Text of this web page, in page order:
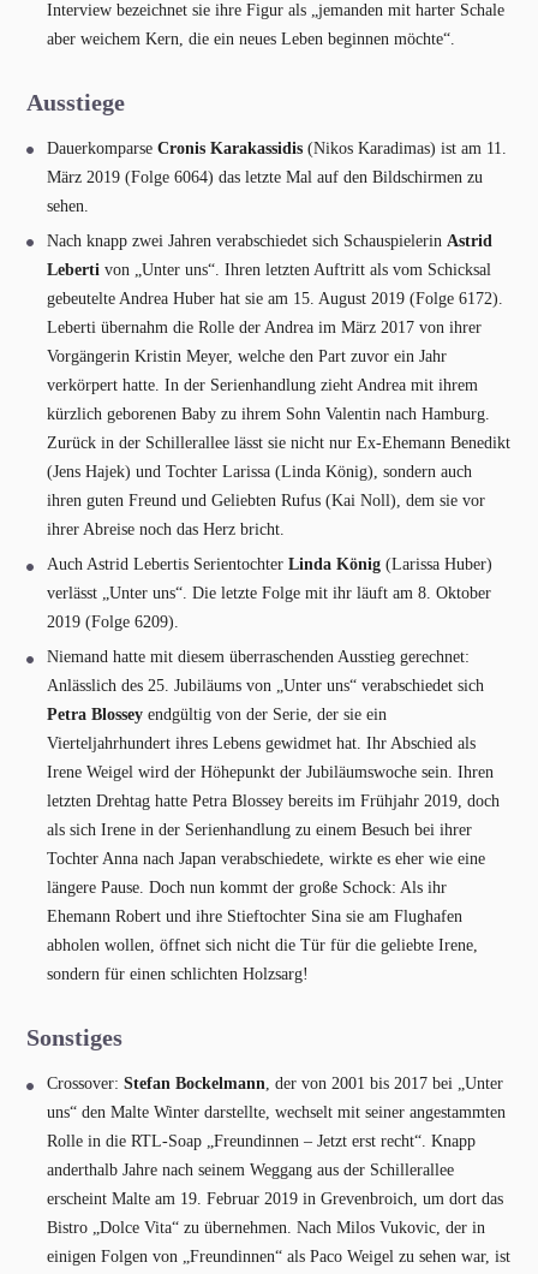
Interview bezeichnet sie ihre Figur als „jemanden mit harter Schale
aber weichem Kern, die ein neues Leben beginnen möchte“.
Ausstiege
Dauerkomparse Cronis Karakassidis(Nikos Karadimas) ist am 11.
März 2019 (Folge 6064) das letzte Mal auf den Bildschirmen zu
sehen.
Nach knapp zwei Jahren verabschiedet sich Schauspielerin Astrid
Leberti von „Unter uns“. Ihren letzten Auftritt als vom Schicksal
gebeutelte Andrea Huber hat sie am 15. August 2019 (Folge 6172).
Leberti übernahm die Rolle der Andrea im März 2017 von ihrer
Vorgängerin Kristin Meyer, welche den Part zuvor ein Jahr
verkörpert hatte. In der Serienhandlung zieht Andrea mit ihrem
kürzlich geborenen Baby zu ihrem Sohn Valentin nach Hamburg.
Zurück in der Schillerallee lässt sie nicht nur Ex-Ehemann Benedikt
(Jens Hajek) und Tochter Larissa (Linda König), sondern auch
ihren guten Freund und Geliebten Rufus (Kai Noll), dem sie vor
ihrer Abreise noch das Herz bricht.
Auch Astrid Lebertis Serientochter Linda König(Larissa Huber)
verlässt „Unter uns“. Die letzte Folge mit ihr läuft am 8. Oktober
2019 (Folge 6209).
Niemand hatte mit diesem überraschenden Ausstieg gerechnet:
Anlässlich des 25. Jubiläums von „Unter uns“ verabschiedet sich
Petra Blosseyendgültig von der Serie, der sie ein
Vierteljahrhundert ihres Lebens gewidmet hat. Ihr Abschied als
Irene Weigel wird der Höhepunkt der Jubiläumswoche sein. Ihren
letzten Drehtag hatte Petra Blossey bereits im Frühjahr 2019, doch
als sich Irene in der Serienhandlung zu einem Besuch bei ihrer
Tochter Anna nach Japan verabschiedete, wirkte es eher wie eine
längere Pause. Doch nun kommt der große Schock: Als ihr
Ehemann Robert und ihre Stieftochter Sina sie am Flughafen
abholen wollen, öffnet sich nicht die Tür für die geliebte Irene,
sondern für einen schlichten Holzsarg!
Sonstiges
Crossover: Stefan Bockelmann, der von 2001 bis 2017 bei „Unter
uns“ den Malte Winter darstellte, wechselt mit seiner angestammten
Rolle in die RTL-Soap „Freundinnen – Jetzt erst recht“. Knapp
anderthalb Jahre nach seinem Weggang aus der Schillerallee
erscheint Malte am 19. Februar 2019 in Grevenbroich, um dort das
Bistro „Dolce Vita“ zu übernehmen. Nach Milos Vukovic, der in
einigen Folgen von „Freundinnen“ als Paco Weigel zu sehen war, ist